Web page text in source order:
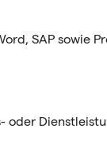
SAP sowie
oder